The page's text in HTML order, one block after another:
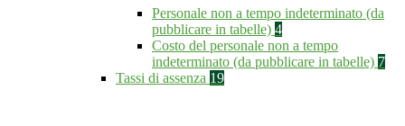
Personale non a tempo indeterminato (da
pubblicare in tabelle) 4
Costo del personale non a tempo
indeterminato (da pubblicare in tabelle) 7
Tassi di assenza 19